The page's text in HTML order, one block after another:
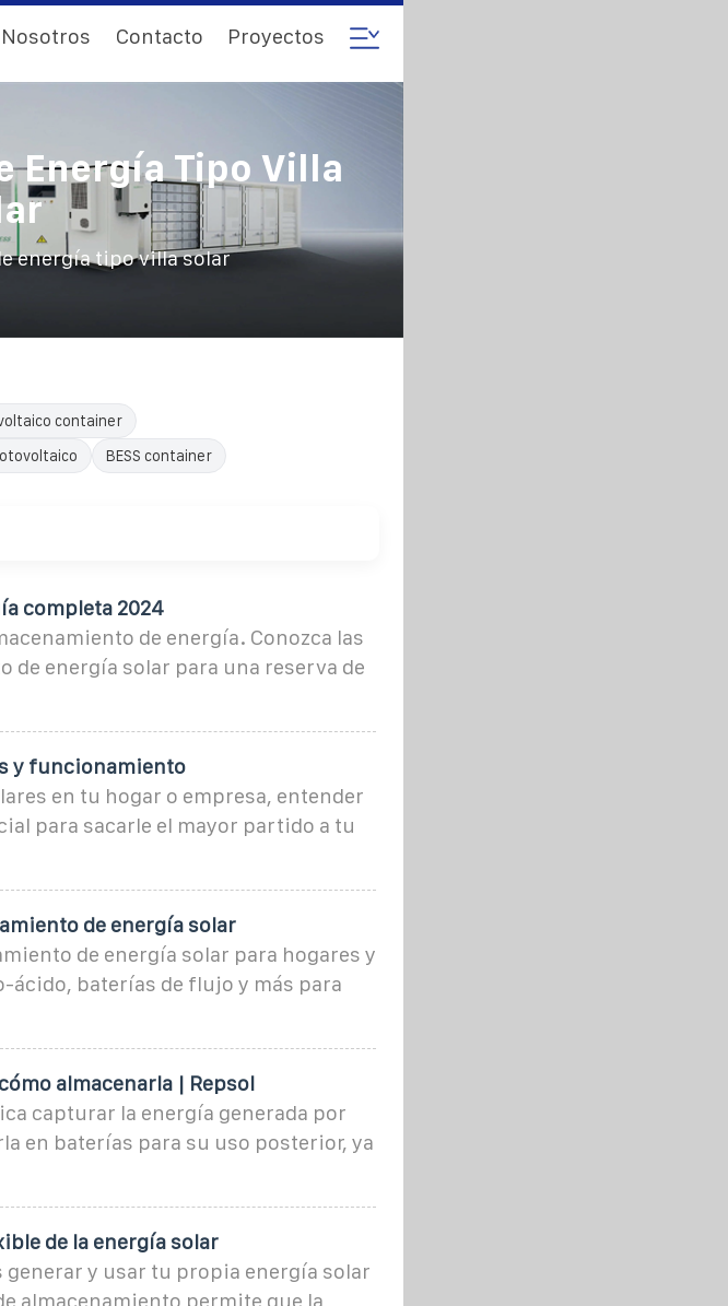
Nosotros Contacto Proyectos
Energía Tipo Villa
energía tipo villa solar
container
BESS container
completa 2024
de energía. Conozca las
de energía solar para una reserva de
y funcionamiento
en tu hogar o empresa, entender
para sacarle el mayor partido a tu
de energía solar
de energía solar para hogares y
baterías de flujo y más para
almacenarla | Repsol
capturar la energía generada por
en baterías para su uso posterior, ya
de la energía solar
y usar tu propia energía solar
almacenamiento permite que la